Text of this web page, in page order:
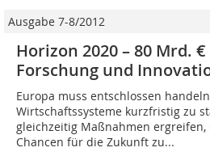
Ausgabe 7-8/2012
Horizon 2020 – 80 Mrd.
Forschung und
Europa muss entschlossen
Wirtschafts­systeme kurzfristig zu
gleichzeitig Maßnahmen
Chancen für die Zukunft zu...